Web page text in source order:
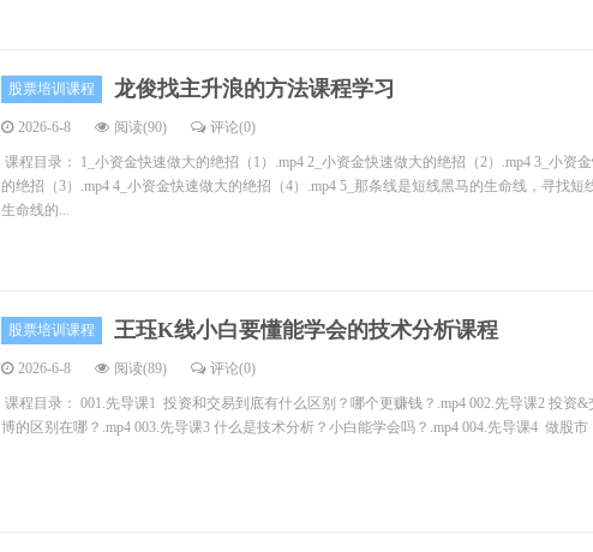
股票培训课程 龙俊找主升浪的方法课程学习
2026-6-8 阅读(90) 评论(0)
课程目录： 1_小资金快速做大的绝招（1）.mp4 2_小资金快速做大的绝招（2）.mp4 3_小资
的绝招（3）.mp4 4_小资金快速做大的绝招（4）.mp4 5_那条线是短线黑马的生命线，寻找短
生命线的...
股票培训课程 王珏K线小白要懂能学会的技术分析课程
2026-6-8 阅读(89) 评论(0)
课程目录： 001.先导课1 投资和交易到底有什么区别？哪个更赚钱？.mp4 002.先导课2 投资&
博的区别在哪？.mp4 003.先导课3 什么是技术分析？小白能学会吗？.mp4 004.先导课4 做股市